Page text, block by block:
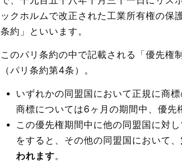
ックホルムで改正された工業所有権の保
条約」といいます。
このパリ条約の中で記載される「優先権
（パリ条約第4条）。
いずれかの同盟国において正規に商
商標については6ヶ月の期間中、優先
この優先権期間中に他の同盟国に対
をすると、その他の同盟国において、
われます。